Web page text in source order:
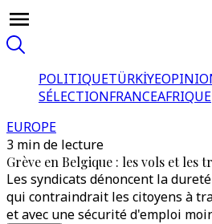
POLITIQUETÜRKİYE
SÉLECTIONFRANCEAFRIQUE
EUROPE
3 min de lecture
Grève en Belgique : les vols et les
Les syndicats dénoncent la
qui contraindrait les citoyens à
et avec une sécurité d'emploi